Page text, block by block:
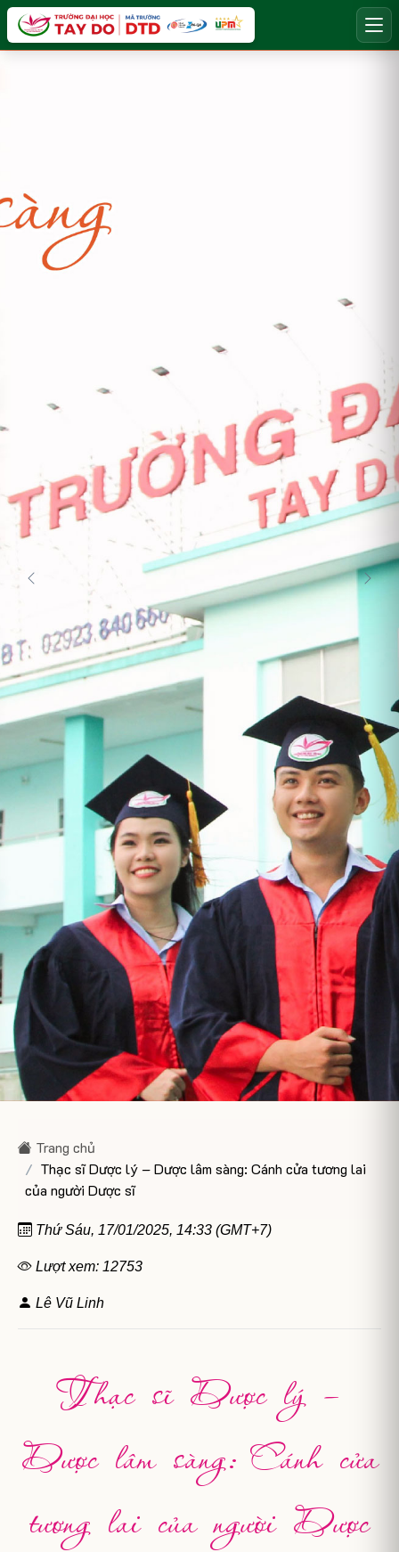
Trang chủ
Thạc sĩ Dược lý – Dược lâm sàng: Cánh cửa tương lai
của người Dược sĩ
Thứ Sáu, 17/01/2025, 14:33 (GMT+7)
Lượt xem: 12753
Lê Vũ Linh
Thạc sĩ Dược lý –
Dược lâm sàng: Cánh cửa
tương lai của người Dược